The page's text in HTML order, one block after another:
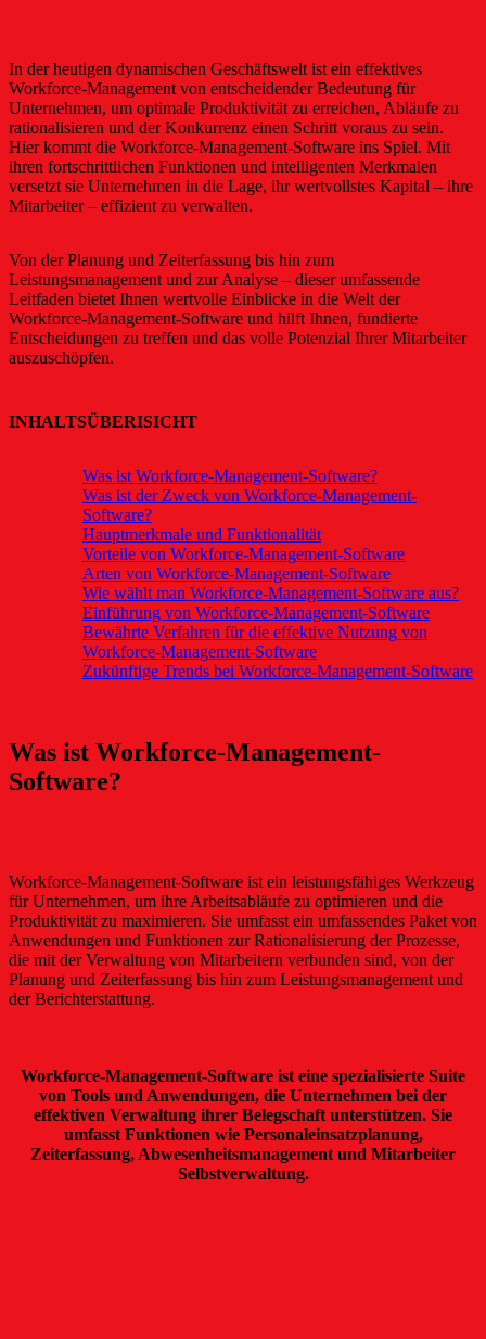
In der heutigen dynamischen Geschäftswelt ist ein effektives
Workforce-Management von entscheidender Bedeutung für
Unternehmen, um optimale Produktivität zu erreichen, Abläufe zu
rationalisieren und der Konkurrenz einen Schritt voraus zu sein.
Hier kommt die Workforce-Management-Software ins Spiel. Mit
ihren fortschrittlichen Funktionen und intelligenten Merkmalen
versetzt sie Unternehmen in die Lage, ihr wertvollstes Kapital – ihre
Mitarbeiter – effizient zu verwalten.
Von der Planung und Zeiterfassung bis hin zum
Leistungsmanagement und zur Analyse – dieser umfassende
Leitfaden bietet Ihnen wertvolle Einblicke in die Welt der
Workforce-Management-Software und hilft Ihnen, fundierte
Entscheidungen zu treffen und das volle Potenzial Ihrer Mitarbeiter
auszuschöpfen.
INHALTSÜBERISICHT
Was ist Workforce-Management-Software?
Was ist der Zweck von Workforce-Management-
Software?
Hauptmerkmale und Funktionalität
Vorteile von Workforce-Management-Software
Arten von Workforce-Management-Software
Wie wählt man Workforce-Management-Software aus?
Einführung von Workforce-Management-Software
Bewährte Verfahren für die effektive Nutzung von
Workforce-Management-Software
Zukünftige Trends bei Workforce-Management-Software
Was ist Workforce-Management-
Software?
Workforce-Management-Software ist ein leistungsfähiges Werkzeug
für Unternehmen, um ihre Arbeitsabläufe zu optimieren und die
Produktivität zu maximieren. Sie umfasst ein umfassendes Paket von
Anwendungen und Funktionen zur Rationalisierung der Prozesse,
die mit der Verwaltung von Mitarbeitern verbunden sind, von der
Planung und Zeiterfassung bis hin zum Leistungsmanagement und
der Berichterstattung.
Workforce-Management-Software ist eine spezialisierte Suite
von Tools und Anwendungen, die Unternehmen bei der
effektiven Verwaltung ihrer Belegschaft unterstützen. Sie
umfasst Funktionen wie Personaleinsatzplanung,
Zeiterfassung, Abwesenheitsmanagement und Mitarbeiter
Selbstverwaltung.